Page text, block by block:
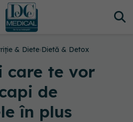
& Diete›Dietă & Detox
care te vor
de
în plus